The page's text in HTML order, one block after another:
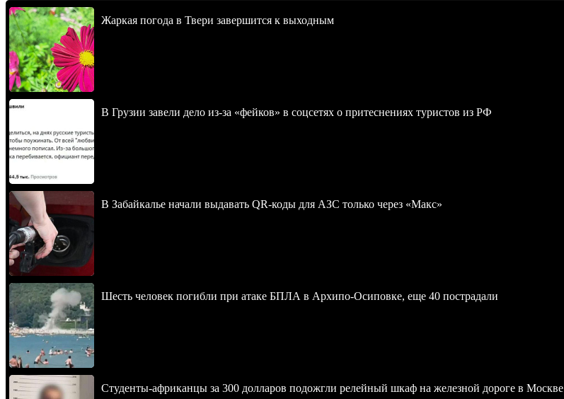
Жаркая погода в Твери завершится к выходным
В Грузии завели дело из-за «фейков» в соцсетях о притеснениях туристов из РФ
В Забайкалье начали выдавать QR-коды для АЗС только через «Макс»
Шесть человек погибли при атаке БПЛА в Архипо-Осиповке, еще 40 пострадали
Студенты-африканцы за 300 долларов подожгли релейный шкаф на железной дороге в Москве